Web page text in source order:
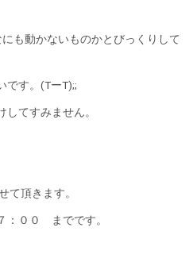
も動かないものかとびっくりして
です。(TーT);;
てすみません。
頂きます。
００ までです。